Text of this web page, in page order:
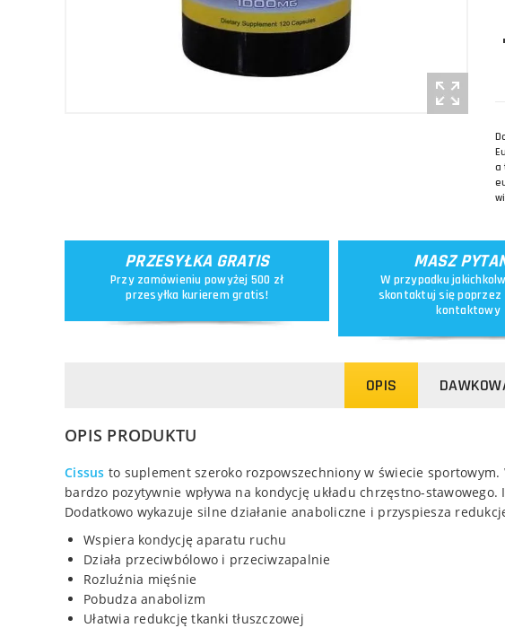
a
PRZESYŁKA GRATIS
Przy zamówieniu powyżej 500 zł
przesyłka kurierem gratis!
MASZ
W przypadku
skontaktuj się poprzez
kontaktowy
OPIS
OPIS PRODUKTU
Cissus to suplement szeroko rozpowszechniony w świecie
bardzo pozytywnie wpływa na kondycję układu chrzęstno-
Dodatkowo wykazuje silne działanie anaboliczne i przyspiesza
Wspiera kondycję aparatu ruchu
Działa przeciwbólowo i przeciwzapalnie
Rozluźnia mięśnie
Pobudza anabolizm
Ułatwia redukcję tkanki tłuszczowej